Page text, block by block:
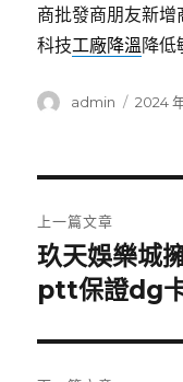
商批發商朋友新
科技工廠降溫降低
作
admin
發
2024
章
導
覽
上一篇文章
上
一
文
章:
玖天娛樂城
ptt保證dg